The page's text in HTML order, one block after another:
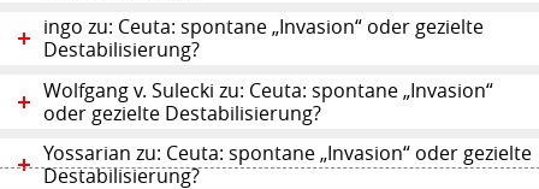
ingo zu: Ceuta: spontane „Invasion“ oder gezielte
Destabilisierung?
Wolfgang v. Sulecki zu: Ceuta: spontane „Invasion“
oder gezielte Destabilisierung?
Yossarian zu: Ceuta: spontane „Invasion“ oder gezielte
Destabilisierung?